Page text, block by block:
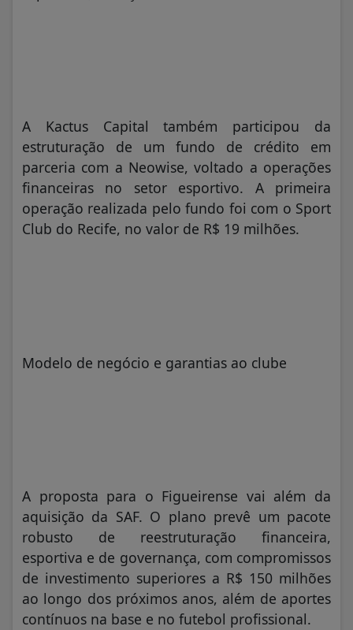
A Kactus Capital também participou da
estruturação de um fundo de crédito em
parceria com a Neowise, voltado a operações
financeiras no setor esportivo. A primeira
operação realizada pelo fundo foi com o Sport
Club do Recife, no valor de R$ 19 milhões.
Modelo de negócio e garantias ao clube
A proposta para o Figueirense vai além da
aquisição da SAF. O plano prevê um pacote
robusto de reestruturação financeira,
esportiva e de governança, com compromissos
de investimento superiores a R$ 150 milhões
ao longo dos próximos anos, além de aportes
contínuos na base e no futebol profissional.